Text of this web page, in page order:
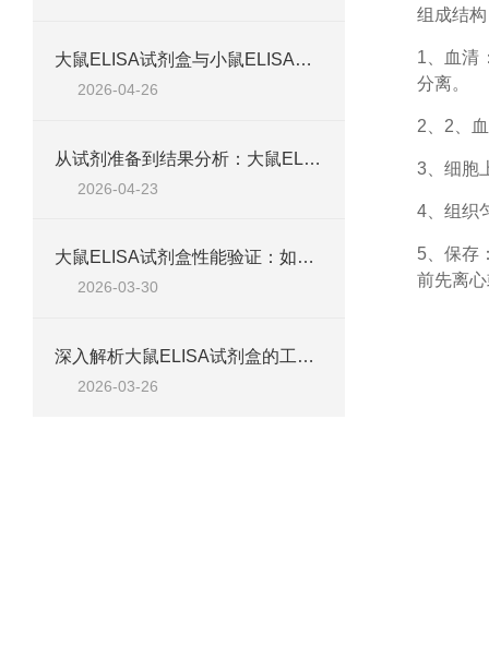
大鼠ELISA试剂盒与小鼠ELISA试剂盒对比：检测差异、适用物种及实验场景差异化分析
2026-04-26
从试剂准备到结果分析：大鼠ELISA试剂盒操作技巧、浓度校准及实验高效完成全攻略
2026-04-23
大鼠ELISA试剂盒性能验证：如何通过检测范围、精密度、回收率等指标评估准确性
2026-03-30
深入解析大鼠ELISA试剂盒的工作原理、类型与核心试剂
2026-03-26
组成结构
1、
血清
分离。
2、 2、
3、细胞
4、组织
5、保存
前先离